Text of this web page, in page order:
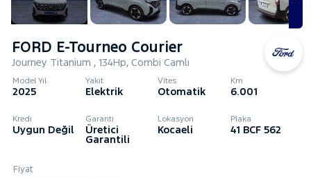
FORD E-Tourneo Courier
Journey Titanium , 134Hp, Combi Camlı
Model Yıl
2025
Yakıt
Elektrik
Vites
Otomatik
Km
6.001
Kredi
Uygun Değil
Garanti
Üretici
Garantili
Lokasyon
Kocaeli
Plaka
41 BCF 562
Fiyat